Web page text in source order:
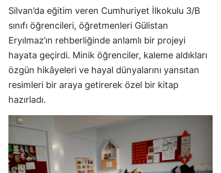
Silvan’da eğitim veren Cumhuriyet İlkokulu 3/B
sınıfı öğrencileri, öğretmenleri Gülistan
Eryılmaz’ın rehberliğinde anlamlı bir projeyi
hayata geçirdi. Minik öğrenciler, kaleme aldıkları
özgün hikâyeleri ve hayal dünyalarını yansıtan
resimleri bir araya getirerek özel bir kitap
hazırladı.